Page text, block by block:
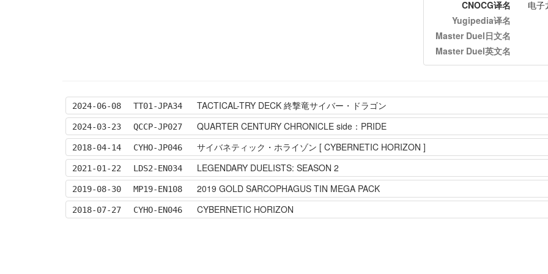
CNOCG译名
电子
Yugipedia译名
Master Duel日文名
Master Duel英文名
2024-06-08 TT01-JPA34 TACTICAL-TRY DECK 終撃竜サイバー・ドラゴン
2024-03-23 QCCP-JP027 QUARTER CENTURY CHRONICLE side：PRIDE
2018-04-14 CYHO-JP046 サイバネティック・ホライゾン [ CYBERNETIC HORIZON ]
2021-01-22 LDS2-EN034 LEGENDARY DUELISTS: SEASON 2
2019-08-30 MP19-EN108 2019 GOLD SARCOPHAGUS TIN MEGA PACK
2018-07-27 CYHO-EN046 CYBERNETIC HORIZON